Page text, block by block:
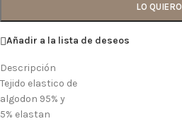
LO QUIERO
Añadir a la lista de deseos
Descripción
Tejido elastico de
algodon 95% y
5% elastan